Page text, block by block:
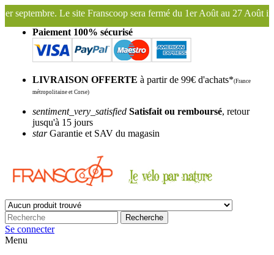
sera fermé du 1er Août au 27 Août inclus. Bonnes vacances !
Paiement 100% sécurisé
LIVRAISON OFFERTE à partir de 99€ d'achats*(France
métropolitaine et Corse)
sentiment_very_satisfied Satisfait ou remboursé, retour
jusqu'à 15 jours
starGarantie et SAV du magasin
Recherche
Se connecter
Menu